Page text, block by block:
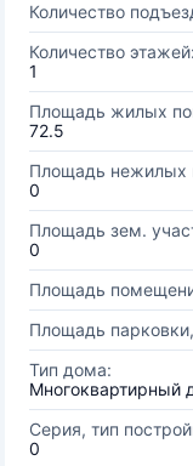
Количество
Количество этажей:
1
Площадь жилых
72.5
Площадь нежилых
0
Площадь зем.
0
Площадь
Площадь
Тип дома:
Многоквартирный
Серия, тип
0